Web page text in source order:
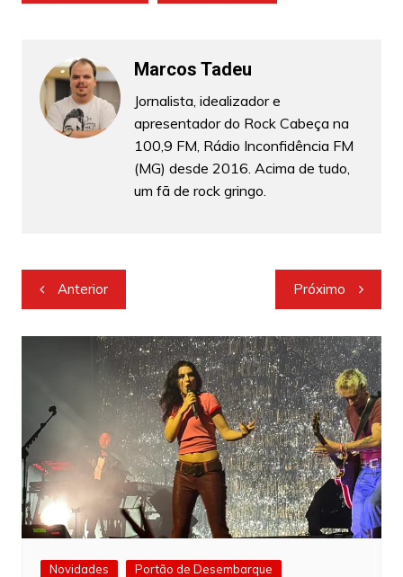
Marcos Tadeu
Jornalista, idealizador e
apresentador do Rock Cabeça na
100,9 FM, Rádio Inconfidência FM
(MG) desde 2016. Acima de tudo,
um fã de rock gringo.
Navegação
de
Post
Anterior Próximo
Novidades Portão de Desembarque